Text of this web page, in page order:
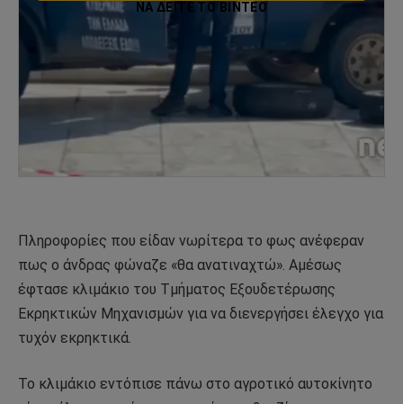
ΝΑ ΔΕΊΤΕ ΤΟ ΒΙΝΤΕΟ
Πληροφορίες που είδαν νωρίτερα το φως ανέφεραν
πως ο άνδρας φώναζε «θα ανατιναχτώ». Αμέσως
έφτασε κλιμάκιο του Τμήματος Εξουδετέρωσης
Εκρηκτικών Μηχανισμών για να διενεργήσει έλεγχο για
τυχόν εκρηκτικά.
Το κλιμάκιο εντόπισε πάνω στο αγροτικό αυτοκίνητο